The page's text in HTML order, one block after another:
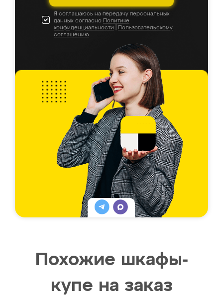
Я соглашаюсь на передачу персональных
данных согласно Политике
конфиденциальности
Пользовательскому
соглашению
Похожие шкафы-
купе на заказ